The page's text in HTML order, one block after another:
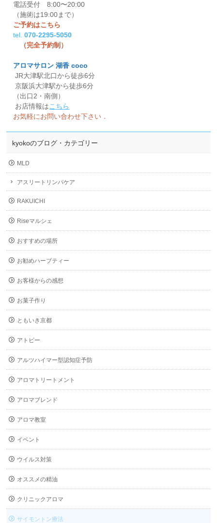
電話受付 8:00〜20:00
（施術は19:00まで）
ご予約はこちら
tel.070-2295-5050
（完全予約制）
アロマサロン 湖香 coco
JR大津駅北口から徒歩6分
京阪浜大津駅から徒歩6分
（出口2・南側）
お店情報はこちら
お気軽にお問い合わせ下さい．
kyokoのブログ・カテゴリー
MLD
アスリートリンパケア
RAKUICHI
Riseマルシェ
おすすめの場所
お勧めハーブティー
お客様からの感想
お菓子作り
ともいき京都
アトピー
アルツハイマー型認知症予防
アロマトリートメント
アロマブレンド
アロマ教室
イベント
ウイルス対策
オススメの精油
クリニックアロマ
サイモントン療法